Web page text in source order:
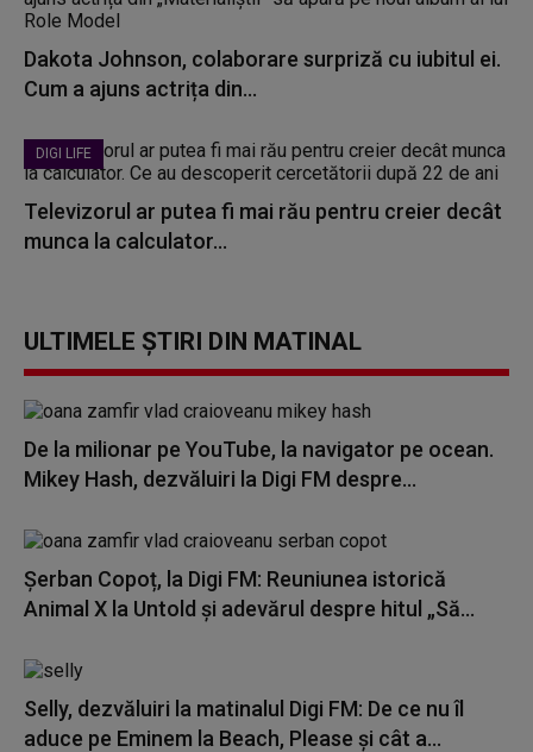
Dakota Johnson, colaborare surpriză cu iubitul ei.
Cum a ajuns actrița din...
DIGI LIFE
Televizorul ar putea fi mai rău pentru creier decât
munca la calculator...
ULTIMELE ȘTIRI DIN MATINAL
De la milionar pe YouTube, la navigator pe ocean.
Mikey Hash, dezvăluiri la Digi FM despre...
Șerban Copoț, la Digi FM: Reuniunea istorică
Animal X la Untold și adevărul despre hitul „Să...
Selly, dezvăluiri la matinalul Digi FM: De ce nu îl
aduce pe Eminem la Beach, Please și cât a...